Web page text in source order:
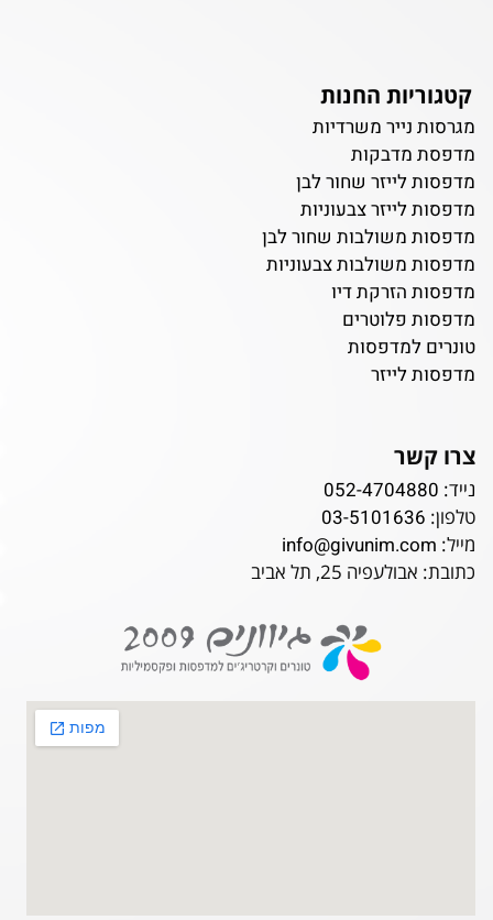
קטגוריות החנות
מגרסות נייר משרדיות
מדפסת מדבקות
מדפסות לייזר שחור לבן
מדפסות לייזר צבעוניות
מדפסות משולבות שחור לבן
מדפסות משולבות צבעוניות
מדפסות הזרקת דיו
מדפסות פלוטרים
טונרים למדפסות
מדפסות לייזר
צרו קשר
נייד: 052-4704880
טלפון: 03-5101636
מייל: info@givunim.com
כתובת: אבולעפיה 25, תל אביב